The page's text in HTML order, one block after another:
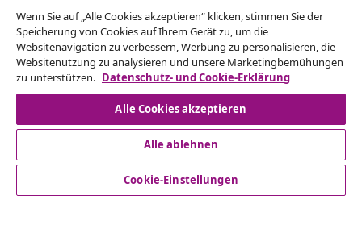
Vom Vertrag zurücktreten
Reiche einen Widerrufsantrag für deine Bestellung
ein.
Vom Vertrag zurücktreten
Kundenservice
Wenn Sie auf „Alle Cookies akzeptieren“ klicken, stimmen Sie der
Speicherung von Cookies auf Ihrem Gerät zu, um die
Websitenavigation zu verbessern, Werbung zu personalisieren, die
Websitenutzung zu analysieren und unsere Marketingbemühungen
zu unterstützen. Datenschutz- und Cookie-Erklärung
Alle Cookies akzeptieren
Alle ablehnen
Cookie-Einstellungen